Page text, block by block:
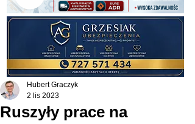
Ruszyły prace na
Hubert Graczyk
2 lis 2023